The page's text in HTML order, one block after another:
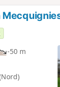
-50 m